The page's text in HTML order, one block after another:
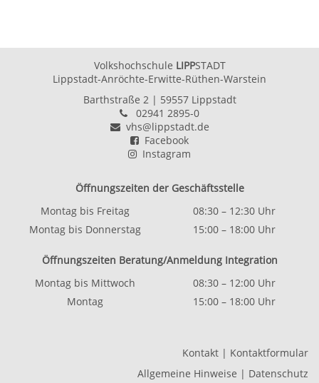
Volkshochschule LIPPSTADT
Lippstadt-Anröchte-Erwitte-Rüthen-Warstein
Barthstraße 2| 59557 Lippstadt
02941 2895-0
vhs@lippstadt.de
Facebook
Instagram
Öffnungszeiten der Geschäftsstelle
Montag bis Freitag
08:30 – 12:30 Uhr
Montag bis Donnerstag
15:00 – 18:00 Uhr
Öffnungszeiten Beratung/Anmeldung Integration
Montag bis Mittwoch
08:30 – 12:00 Uhr
Montag
15:00 – 18:00 Uhr
Kontakt | Kontaktformular
Allgemeine Hinweise | Datenschutz